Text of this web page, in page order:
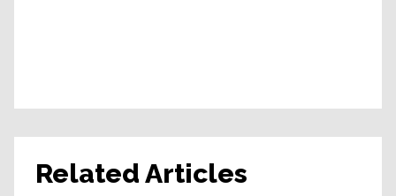
Related Articles